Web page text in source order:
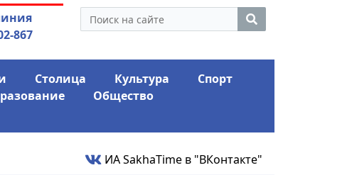
у Путина: смотрины или
разбор?
03.08.2026
867
Столица Культура
Спорт
Общество
ИА SakhaTime в "ВКонтакте"